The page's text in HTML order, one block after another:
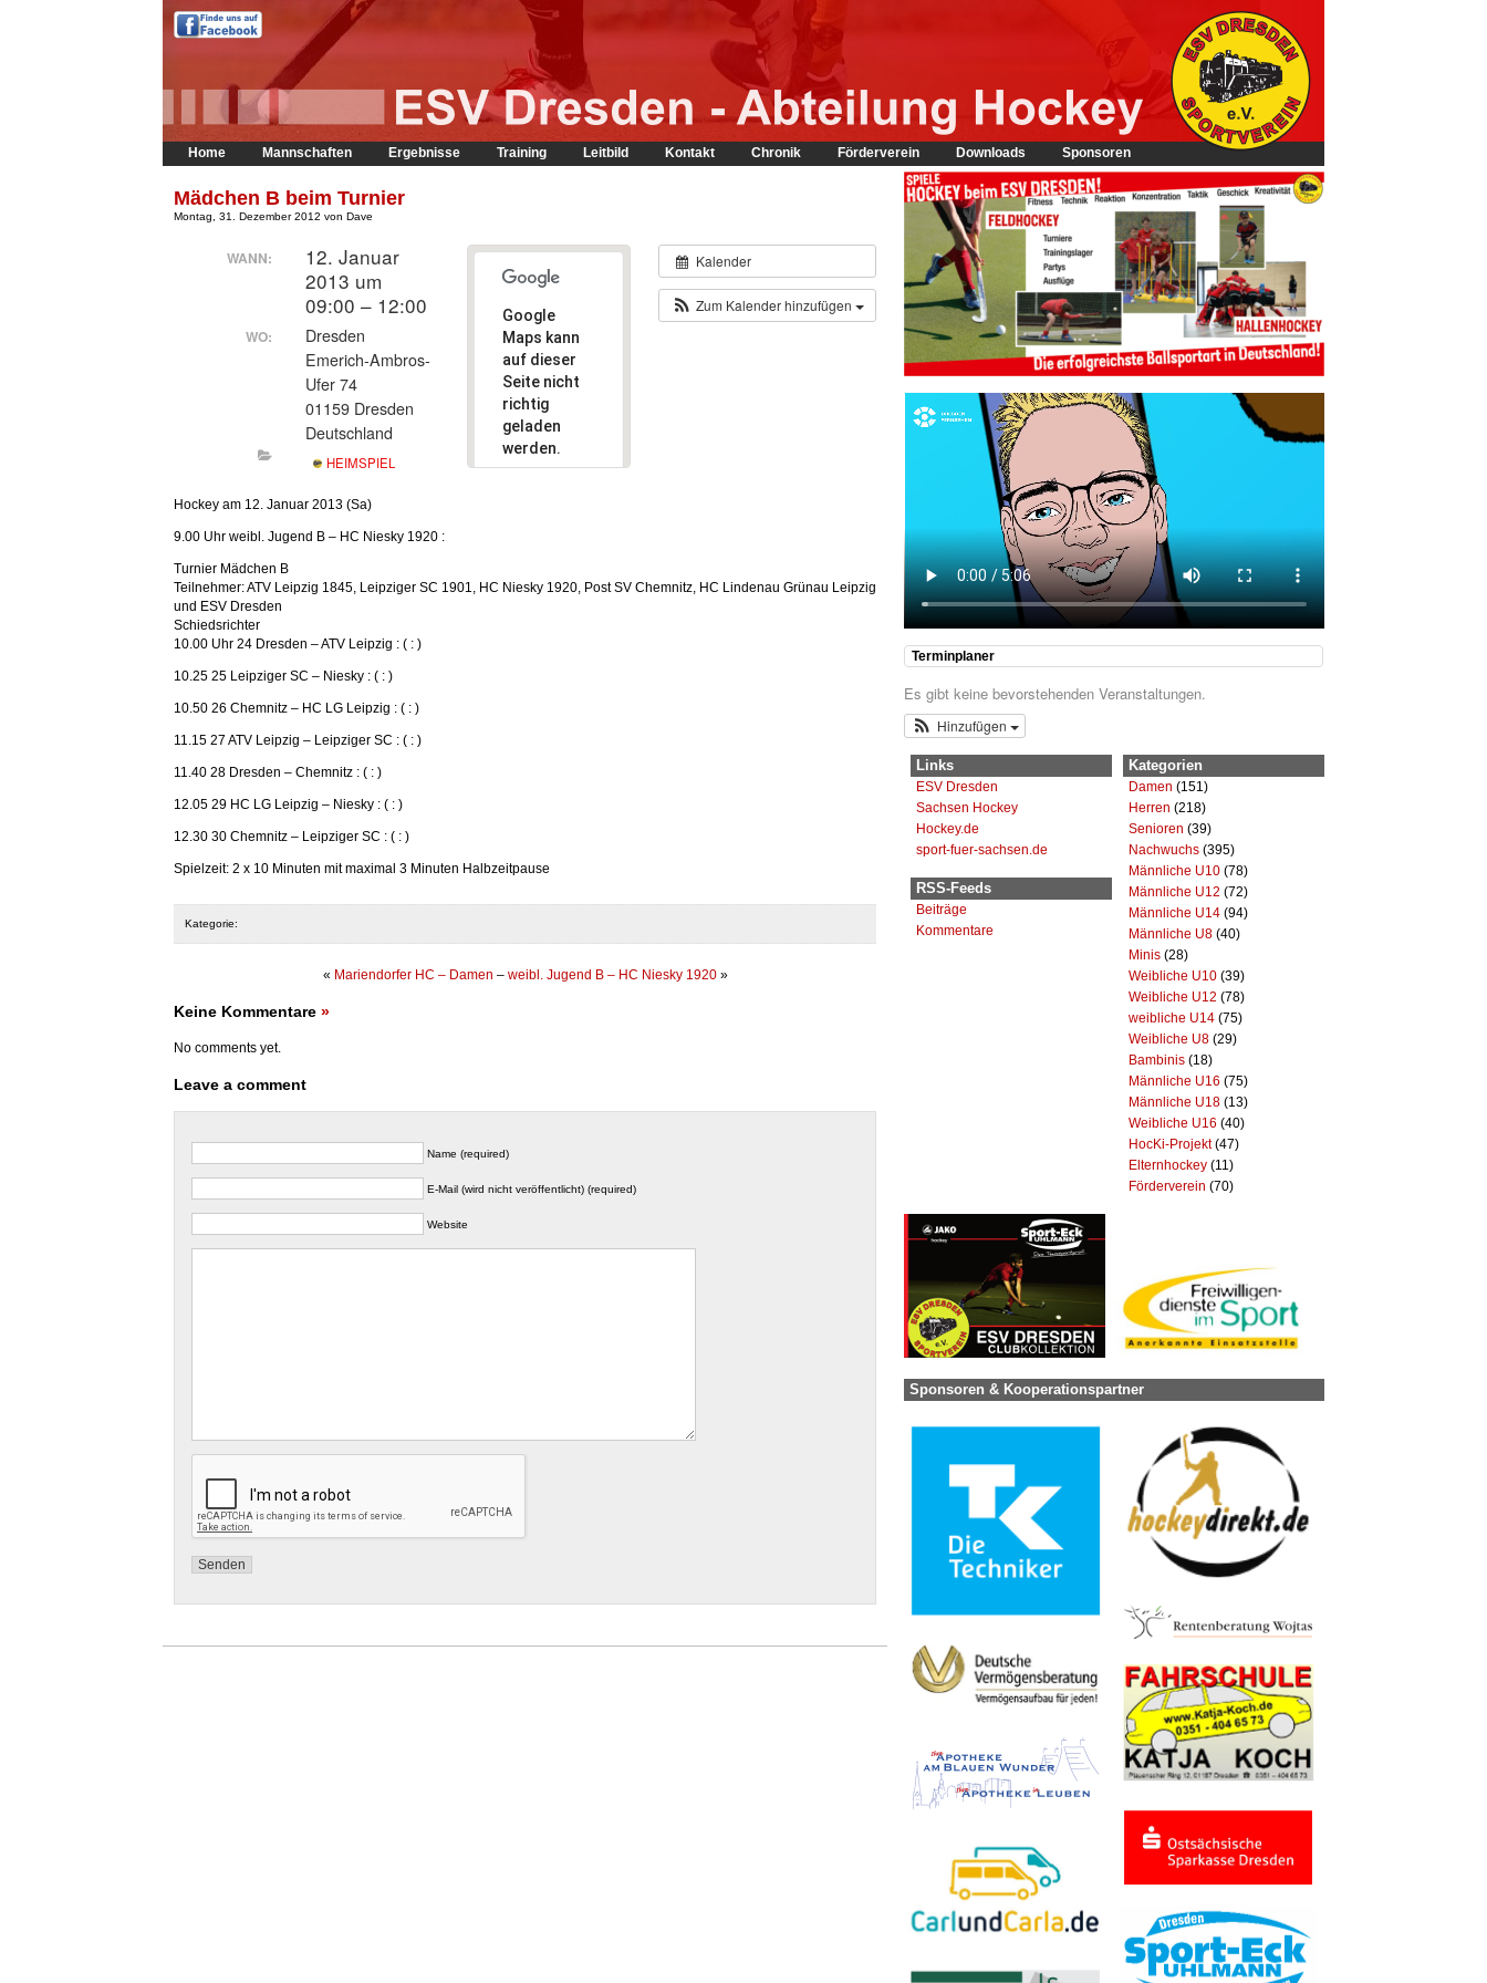
Home Mannschaften Ergebnisse Training Leitbild Kontakt Chronik Förderverein Downloads Sponsoren
Terminplaner
Es gibt keine bevorstehenden Veranstaltungen.
Hinzufügen
Kategorien
Damen (151)
Herren (218)
Senioren (39)
Nachwuchs (395)
Männliche U10 (78)
Männliche U12 (72)
Männliche U14 (94)
Männliche U8 (40)
Minis (28)
Weibliche U10 (39)
Weibliche U12 (78)
weibliche U14 (75)
Weibliche U8 (29)
Bambinis (18)
Männliche U16 (75)
Männliche U18 (13)
Weibliche U16 (40)
HocKi-Projekt(47)
Elternhockey (11)
Förderverein (70)
Links
ESV Dresden
Sachsen Hockey
Hockey.de
sport-fuer-sachsen.de
RSS-Feeds
Beiträge
Kommentare
Sponsoren & Kooperationspartner
Mädchen B beim Turnier
Montag, 31. Dezember 2012 von Dave
Kalender
Zum Kalender hinzufügen
Google
Maps kann
auf dieser
Seite nicht
richtig
geladen
werden.
WANN:
12. Januar
2013 um
09:00 – 12:00
WO:
Dresden
Emerich-Ambros-
Ufer 74
01159 Dresden
Deutschland
HEIMSPIEL
Hockey am 12. Januar 2013 (Sa)
9.00 Uhr weibl. Jugend B – HC Niesky 1920 :
Turnier Mädchen B
Teilnehmer: ATV Leipzig 1845, Leipziger SC 1901, HC Niesky 1920, Post SV Chemnitz, HC Lindenau Grünau Leipzig
und ESV Dresden
Schiedsrichter
10.00 Uhr 24 Dresden – ATV Leipzig : ( : )
10.25 25 Leipziger SC – Niesky : ( : )
10.50 26 Chemnitz – HC LG Leipzig : ( : )
11.15 27 ATV Leipzig – Leipziger SC : ( : )
11.40 28 Dresden – Chemnitz : ( : )
12.05 29 HC LG Leipzig – Niesky : ( : )
12.30 30 Chemnitz – Leipziger SC : ( : )
Spielzeit: 2 x 10 Minuten mit maximal 3 Minuten Halbzeitpause
Kategorie:
« Mariendorfer HC – Damen – weibl. Jugend B – HC Niesky 1920»
Keine Kommentare »
No comments yet.
Leave a comment
Name (required)
E-Mail (wird nicht veröffentlicht) (required)
Website